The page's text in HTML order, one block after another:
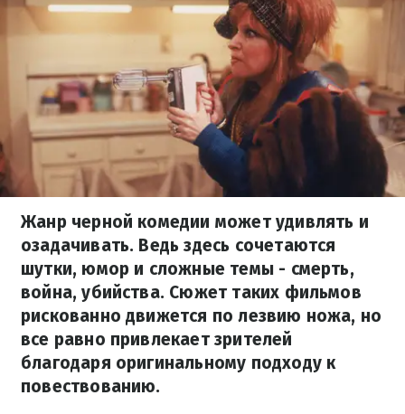
Жанр черной комедии может удивлять и
озадачивать. Ведь здесь сочетаются
шутки, юмор и сложные темы - смерть,
война, убийства. Сюжет таких фильмов
рискованно движется по лезвию ножа, но
все равно привлекает зрителей
благодаря оригинальному подходу к
повествованию.